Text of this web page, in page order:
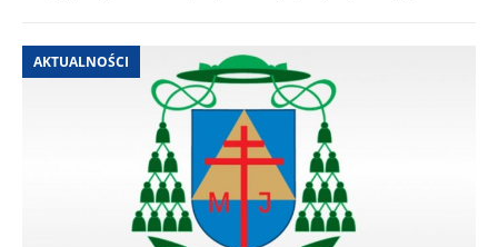
AKTUALNOŚCI